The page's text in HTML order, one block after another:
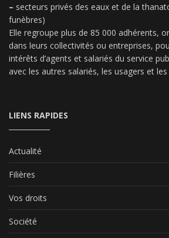
– secteurs privés des eaux et de la
funèbres)
Elle regroupe plus de 85 000 adhérents,
dans leurs collectivités ou entreprises,
intérêts d’agents et salariés du service
avec les autres salariés, les usagers et
LIENS RAPIDES
Actualité
Filières
Vos droits
Société